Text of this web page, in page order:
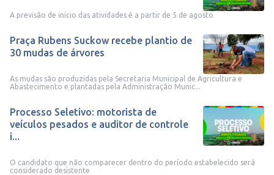
A previsão de início das atividades é a partir de 5 de agosto
Praça Rubens Suckow recebe plantio de
30 mudas de árvores
As mudas são produzidas pela Secretaria Municipal de Agricultura e
Abastecimento e plantadas pela Administração Munic...
Processo Seletivo: motorista de
veículos pesados e auditor de controle
i...
O candidato que não comparecer dentro do período estabelecido será
considerado desistente